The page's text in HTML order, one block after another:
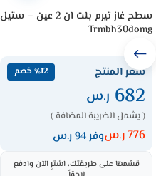
سطح غاز تيرم بلت ان 2 عين – ستيل
Trmbh30domg
سعر المنتج ٪12 خصم
682 ر.س
( يشمل الضريبة المضافة )
776ر.سوفر 94 ر.س
قسّمها على طريقتك، اشترِ الآن وادفع